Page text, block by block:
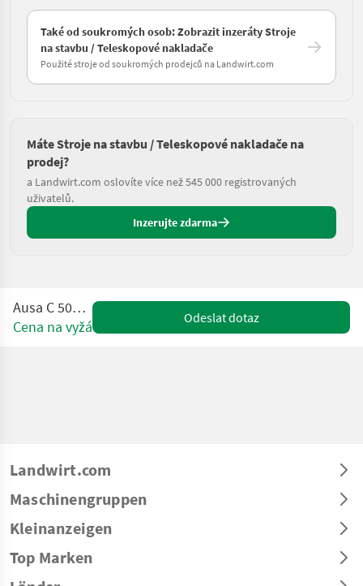
Také od soukromých osob: Zobrazit inzeráty Stroje
na stavbu / Teleskopové nakladače
Použité stroje od soukromých prodejců na Landwirt.com
Máte Stroje na stavbu / Teleskopové nakladače na
prodej?
a Landwirt.com oslovíte více než 545 000 registrovaných
uživatelů.
Inzerujte zdarma
Ausa C 500 Hx4
Cena na vyžádání
Odeslat dotaz
Landwirt.com
Maschinengruppen
Kleinanzeigen
Top Marken